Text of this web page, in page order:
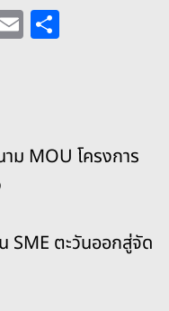
E
m
ม MOU โครงการ
SME ตะวันออกสู่จัด